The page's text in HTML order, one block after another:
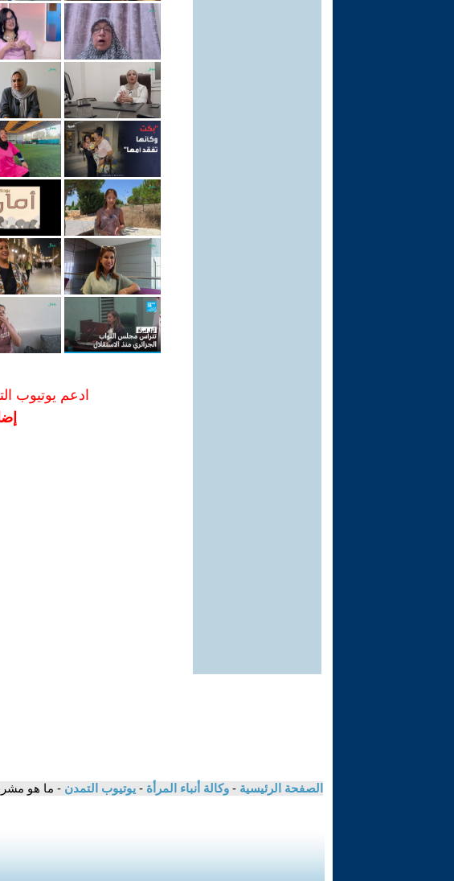
ادعم يوتيوب
الصفحة الرئيسية - وكالة أنباء المرأة - يوتيوب التمدن - ما هو مشروع